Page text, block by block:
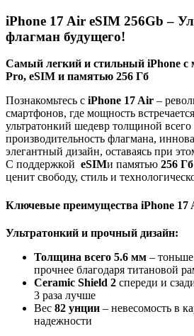
iPhone 17 Air eSIM 256Gb –
флагман будущего!
Самый легкий и стильный iPhone
Pro, eSIM и памятью 256 Гб
Познакомьтесь с iPhone 17 Air –
смартфонов, где мощность
ультратонкий шедевр толщиной всего
производительность флагмана,
элегантный дизайн, оставаясь при
С поддержкой eSIMи памятью 256 Гб
ценит свободу, стиль и
Ключевые преимущества iPhone 17
Ультратонкий и прочный дизайн:
Толщина всего 5.6 мм –
прочнее благодаря титановой
Ceramic Shield 2 спереди и
3 раза лучше
Вес 82 унции – невесомость в
надежности